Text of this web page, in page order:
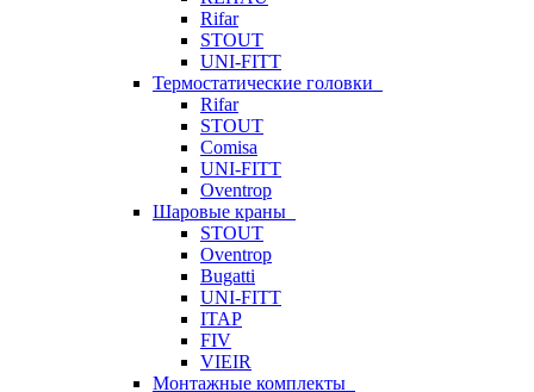
Rifar
STOUT
UNI-FITT
Термостатические головки
Rifar
STOUT
Comisa
UNI-FITT
Oventrop
Шаровые краны
STOUT
Oventrop
Bugatti
UNI-FITT
ITAP
FIV
VIEIR
Монтажные комплекты